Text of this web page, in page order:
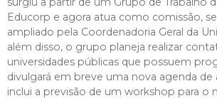
Educorp e agora atua como comissão,
ampliado pela Coordenadoria Geral da
além disso, o grupo planeja realizar
universidades públicas que possuem
divulgará em breve uma nova agenda de
inclui a previsão de um workshop para o